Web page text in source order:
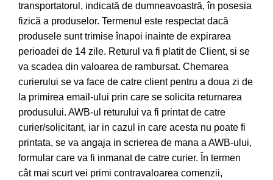
transportatorul, indicată de dumneavoastră, în posesia
fizică a produselor. Termenul este respectat dacă
produsele sunt trimise înapoi inainte de expirarea
perioadei de 14 zile. Returul va fi platit de Client, si se
va scadea din valoarea de rambursat. Chemarea
curierului se va face de catre client pentru a doua zi de
la primirea email-ului prin care se solicita returnarea
produsului. AWB-ul returului va fi printat de catre
curier/solicitant, iar in cazul in care acesta nu poate fi
printata, se va angaja in scrierea de mana a AWB-ului,
formular care va fi inmanat de catre curier. În termen
cât mai scurt vei primi contravaloarea comenzii,